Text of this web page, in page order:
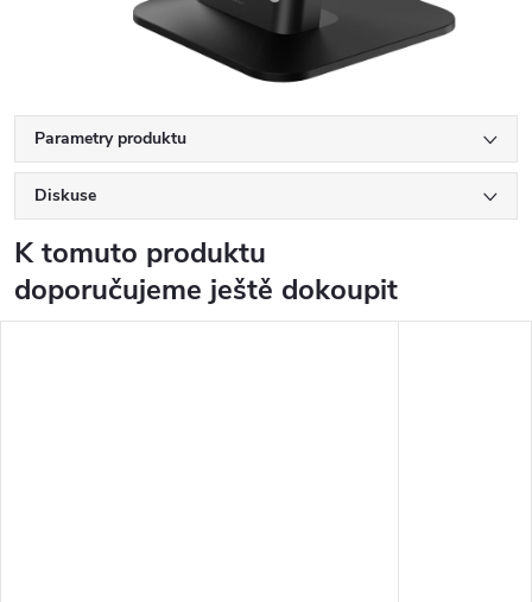
Parametry produktu
Diskuse
K tomuto produktu
doporučujeme ještě dokoupit